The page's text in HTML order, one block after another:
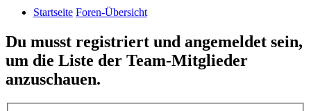
Startseite Foren-Übersicht
Du musst registriert und angemeldet sein,
um die Liste der Team-Mitglieder
anzuschauen.